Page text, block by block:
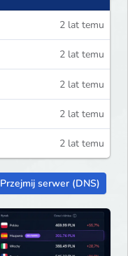
2 lat temu
2 lat temu
2 lat temu
2 lat temu
2 lat temu
Przejmij serwer (DNS)